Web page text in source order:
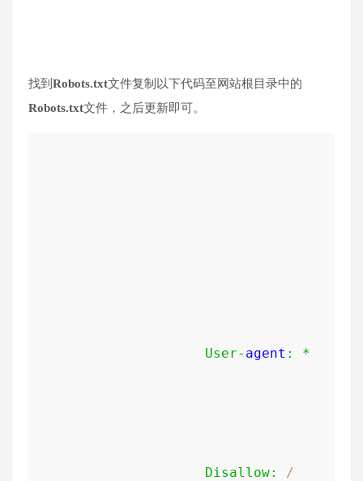
找到 Robots.txt文件复制以下代码至网站根目录中的
Robots.txt文件，之后更新即可。
User- agent : *
Disallow: /